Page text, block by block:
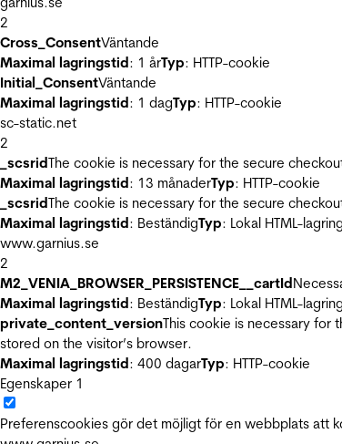
2
Cross_ConsentVäntande
Maximal lagringstid: 1 årTyp: HTTP-cookie
Initial_ConsentVäntande
Maximal lagringstid: 1 dagTyp: HTTP-cookie
sc-static.net
2
_scsridThe cookie is necessary for the secure
Maximal lagringstid: 13 månaderTyp: HTTP-cookie
_scsridThe cookie is necessary for the secure
Maximal lagringstid: BeständigTyp: Lokal HTML-lagring
www.garnius.se
2
M2_VENIA_BROWSER_PERSISTENCE__cartId
Maximal lagringstid: BeständigTyp: Lokal HTML-lagring
private_content_versionThis cookie is necessary for
stored on the visitor’s browser.
Maximal lagringstid: 400 dagarTyp: HTTP-cookie
Egenskaper 1
Preferenscookies gör det möjligt för en webbplats att